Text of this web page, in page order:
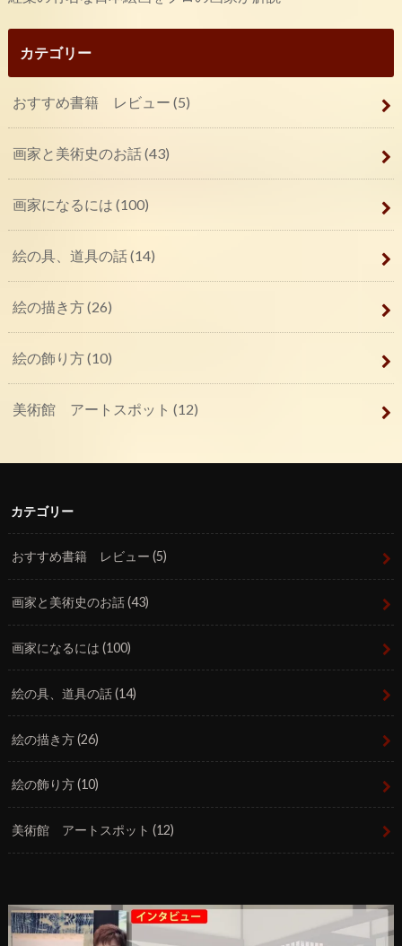
カテゴリー
おすすめ書籍 レビュー (5)
画家と美術史のお話(43)
画家になるには (100)
絵の具、道具の話(14)
絵の描き方(26)
絵の飾り方(10)
美術館 アートスポット (12)
カテゴリー
おすすめ書籍 レビュー(5)
画家と美術史のお話(43)
画家になるには(100)
絵の具、道具の話(14)
絵の描き方(26)
絵の飾り方(10)
美術館 アートスポット(12)